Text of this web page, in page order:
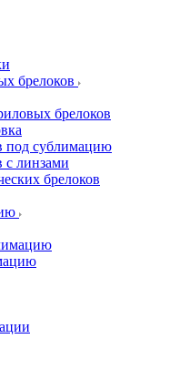
брелоков
брелоков
под сублимацию
с линзами
брелоков